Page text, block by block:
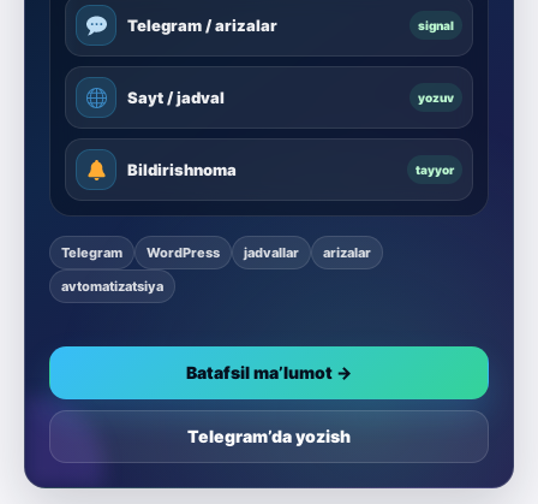
Telegram / arizalar signal
Sayt / jadval yozuv
Bildirishnoma tayyor
Telegram WordPress jadvallar
arizalar
avtomatizatsiya
Batafsil ma’lumot →
Telegram’da yozish